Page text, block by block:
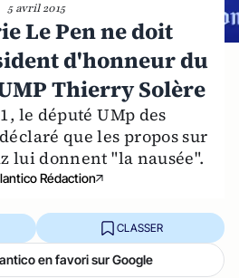
5 avril 2015
Le Pen ne doit
d'honneur du
Thierry Solère
le député UMp des
que les propos sur
lui donnent "la nausée".
Rédaction
CLASSER
en favori sur Google